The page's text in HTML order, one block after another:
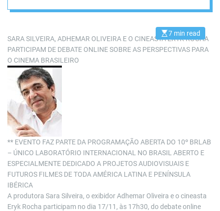
BRASILEIRO
E
s
t
m
e
7 min read
SARA SILVEIRA, ADHEMAR OLIVEIRA E O CINEASTA ERYK ROCHA
PARTICIPAM DE DEBATE ONLINE SOBRE AS PERSPECTIVAS PARA
O CINEMA BRASILEIRO
** EVENTO FAZ PARTE DA PROGRAMAÇÃO ABERTA DO 10º BRLAB
– ÚNICO LABORATÓRIO INTERNACIONAL NO BRASIL ABERTO E
ESPECIALMENTE DEDICADO A PROJETOS AUDIOVISUAIS E
FUTUROS FILMES DE TODA AMÉRICA LATINA E PENÍNSULA
IBÉRICA
A produtora Sara Silveira, o exibidor Adhemar Oliveira e o cineasta
Eryk Rocha participam no dia 17/11, às 17h30, do debate online